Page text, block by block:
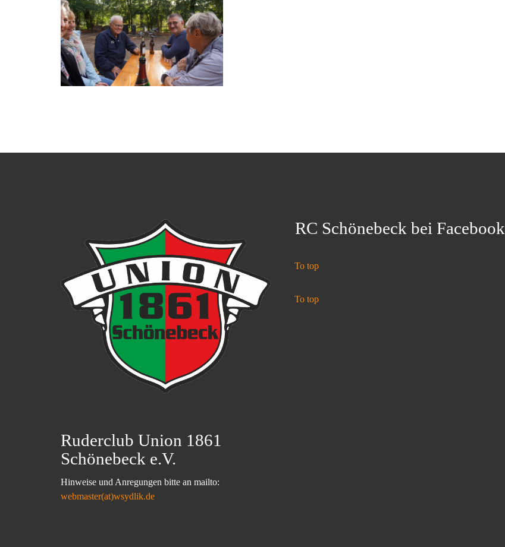
Ruderclub Union 1861
Schönebeck e.V.
Hinweise und Anregungen bitte an mailto:
webmaster(at)wsydlik.de
RC Schönebeck bei Facebook
To top
To top